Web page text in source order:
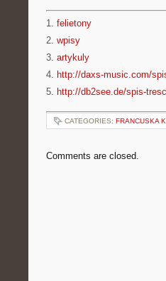
1. felietony
2. wpisy
3. artykuly
4. http://daxs-music.com/
5. http://db2see.de/spis-
CATEGORIES: FRANCUSKA
Comments are closed.